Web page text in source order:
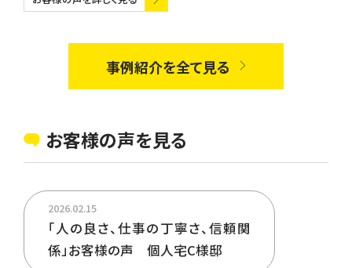
事例紹介を全て見る
お客様の声を見る
2026.02.15
「人の良さ、仕事の丁寧さ、信頼関
係」お客様の声 個人宅C様邸